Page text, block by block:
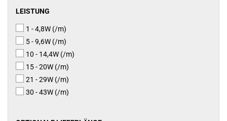
LEISTUNG
LEISTUNG
1 - 4,8W (/m)
5 - 9,6W (/m)
10 - 14,4W (/m)
15 - 20W (/m)
21 - 29W (/m)
30 - 43W (/m)